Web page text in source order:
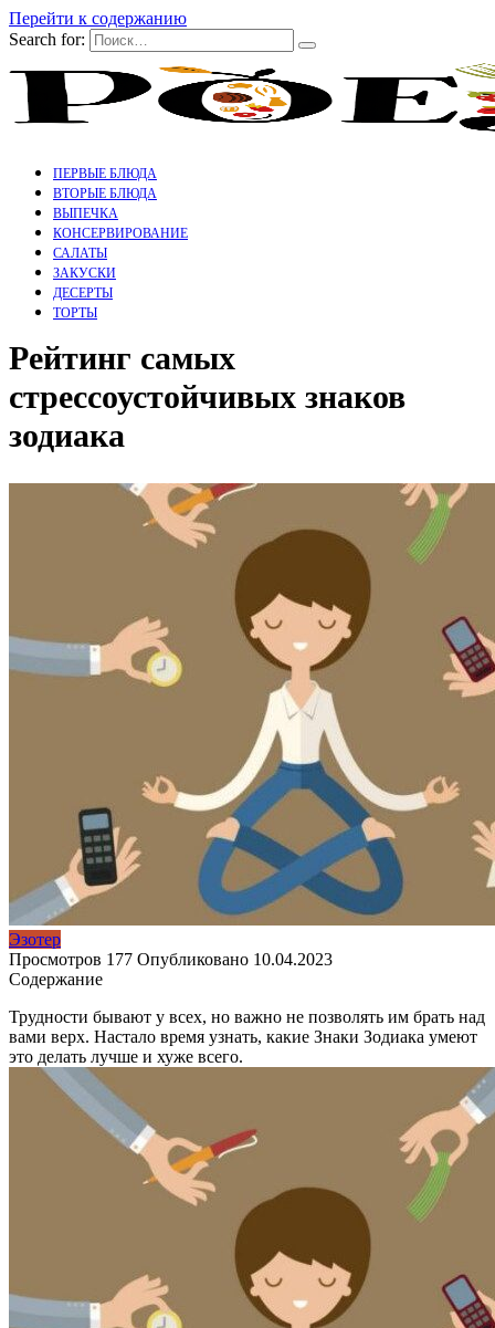
Перейти к содержанию
Search for:
ПЕРВЫЕ БЛЮДА
ВТОРЫЕ БЛЮДА
ВЫПЕЧКА
КОНСЕРВИРОВАНИЕ
САЛАТЫ
ЗАКУСКИ
ДЕСЕРТЫ
ТОРТЫ
Рейтинг самых
стрессоустойчивых знаков
зодиака
Эзотер
Просмотров 177 Опубликовано 10.04.2023
Содержание
Трудности бывают у всех, но важно не позволять им брать над
вами верх. Настало время узнать, какие Знаки Зодиака умеют
это делать лучше и хуже всего.